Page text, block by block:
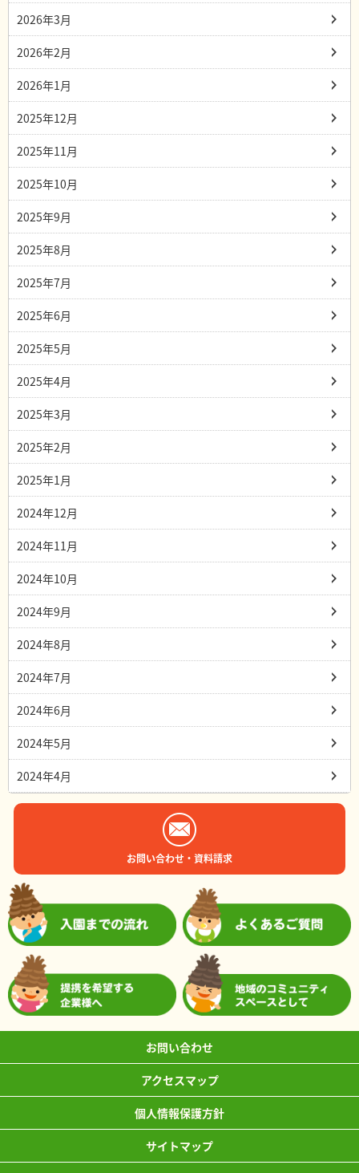
2026年3月
2026年2月
2026年1月
2025年12月
2025年11月
2025年10月
2025年9月
2025年8月
2025年7月
2025年6月
2025年5月
2025年4月
2025年3月
2025年2月
2025年1月
2024年12月
2024年11月
2024年10月
2024年9月
2024年8月
2024年7月
2024年6月
2024年5月
2024年4月
お問い合わせ・資料請求
お問い合わせ
アクセスマップ
個人情報保護方針
サイトマップ